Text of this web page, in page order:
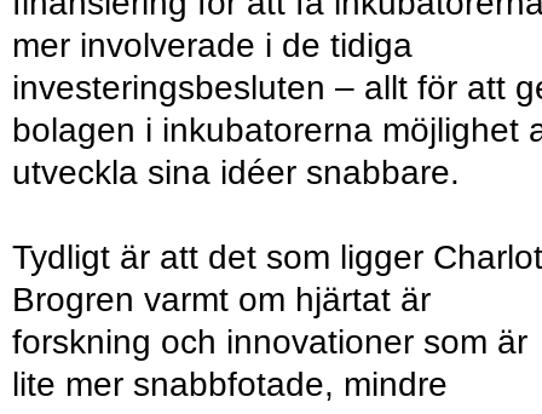
mer involverade i de tidiga
investeringsbesluten – allt för att
bolagen i inkubatorerna möjlighet
utveckla sina idéer snabbare.
Tydligt är att det som ligger
Brogren varmt om hjärtat är
forskning och innovationer som är
lite mer snabbfotade, mindre